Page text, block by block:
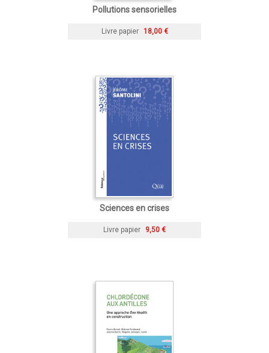
Pollutions sensorielles
Livre papier 18,00 €
Sciences en crises
Livre papier 9,50 €